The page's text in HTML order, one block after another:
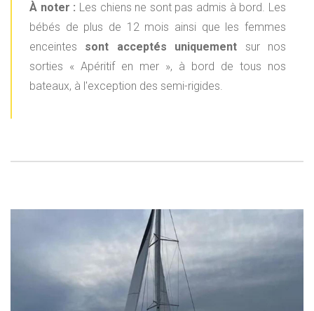
À noter : Les chiens ne sont pas admis à bord. Les
bébés de plus de 12 mois ainsi que les femmes
enceintes sont acceptés uniquement sur nos
sorties « Apéritif en mer », à bord de tous nos
bateaux, à l'exception des semi-rigides.